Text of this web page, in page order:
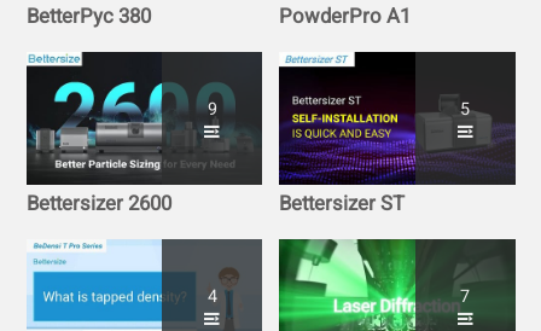
BetterPyc 380 PowderPro A1
9
Bettersizer 2600
5
Bettersizer ST
4 7